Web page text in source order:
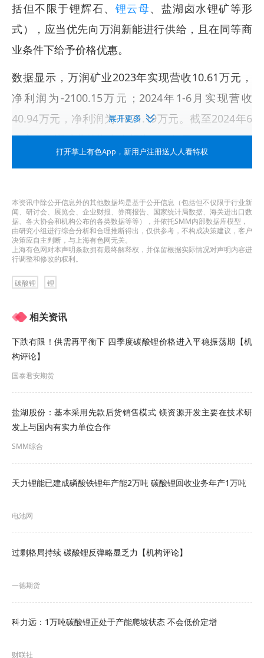
括但不限于锂辉石、 锂云母、盐湖卤水锂矿等形
式），应当优先向万润新能进行供给，且在同等商
业条件下给予价格优惠。
数据显示，万润矿业2023年实现营收10.61万元，
净利润为-2100.15万元；2024年1-6月实现营收
40.94万元，净利润为-1871.19万元。截至2024年6
月底，万润矿业的资产净额为2.69亿元。
万润新能表示，本次股权转让事宜旨在进一步优化
效率，有利于增强公司整体盈利能力及竞争力。
资料显示，万润新能是国内较早从事新能源电池正
极材料生产和研发的企业之一，主要生产锂离子动
力电池、储能电池的正极材料及其前驱体，产品为
碳酸锂等主要原材料市场价格波动巨大，公司主要
产品磷酸铁锂销售价格降幅大于单位成本降幅，拉
低了产品毛利率；与此同时，因产品价格下跌，公
司计提了存货跌价损失，进一步影响利润水平。
电池网注意到，12月10日，万润新能发布《关于开
展商品期货期权套期保值业务的公告》，在保证正
常生产经营的前提下，公司及合并报表范围内子公
业务。
公告称，锂盐产品的价格波动对万润新能成本管控
格波动给公司生产经营带来的风险和影响，公司及
子公司拟开展商品期货期权套期保值业务，通过套
期保值的避险机制有效控制原材料价格波动风险敞
口，提升公司抵御原材料价格波动风险能力，增强
展开更多
打开掌上有色App ，新用户注册送人人看特权
本资讯中除公开信息外的其他数据均是基于公开信息（包括但不仅限于行业新
闻、研讨会、展览会、企业财报、券商报告、国家统计局数据、海关进出口数
据、各大协会和机构公布的各类数据等等），并依托SMM内部数据库模型，
由研究小组进行综合分析和合理推断得出，仅供参考，不构成决策建议，客户
决策应自主判断，与上海有色网无关。
上海有色网对本声明条款拥有最终解释权，并保留根据实际情况对声明内容进
行调整和修改的权利。
碳酸锂 锂
相关资讯
下跌有限！供需再平衡下 四季度碳酸锂价格进入平稳振荡期【机
构评论】
国泰君安期货
盐湖股份：基本采用先款后货销售模式 镁资源开发主要在技术研
发上与国内有实力单位合作
SMM综合
天力锂能已建成磷酸铁锂年产能2万吨 碳酸锂回收业务年产1万吨
电池网
过剩格局持续 碳酸锂反弹略显乏力【机构评论】
一德期货
科力远：1万吨碳酸锂正处于产能爬坡状态 不会低价定增
财联社